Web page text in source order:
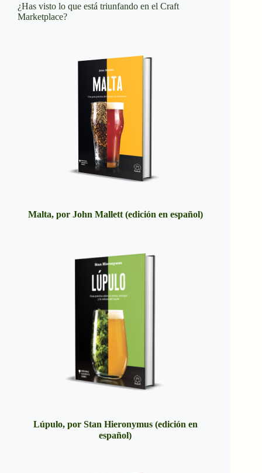
¿Has visto lo que está triunfando en el Craft
Marketplace?
Malta, por John Mallett (edición en español)
Lúpulo, por Stan Hieronymus (edición en
español)